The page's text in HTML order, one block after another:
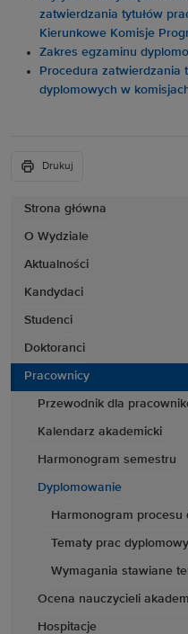
Strona główna
O Wydziale
Aktualności
Kandydaci
Studenci
Doktoranci
Pracownicy
Przewodnik dla
Kalendarz akademicki
Harmonogram semestru
Dyplomowanie
Harmonogram procesu
Tematy prac
Wymagania stawiane
Ocena nauczycieli
Hospitacje
zatwierdzania tytułów
Kierunkowe Komisje
Zakres egzaminu
Procedura zatwierdzania
dyplomowych w
Drukuj